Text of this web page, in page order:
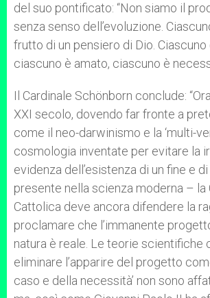
del suo pontificato: “Non siamo il
senza senso dell’evoluzione.
frutto di un pensiero di Dio. Ciascuno
ciascuno è amato, ciascuno è
Il Cardinale Schönborn conclude:
XXI secolo, dovendo far fronte a
come il neo-darwinismo e la ‘multi-
cosmologia inventate per evitare la
evidenza dell’esistenza di un fine e
presente nella scienza moderna – la
Cattolica deve ancora difendere la
proclamare che l’immanente
natura è reale. Le teorie scientifiche
eliminare l’apparire del progetto
caso e della necessità’ non sono